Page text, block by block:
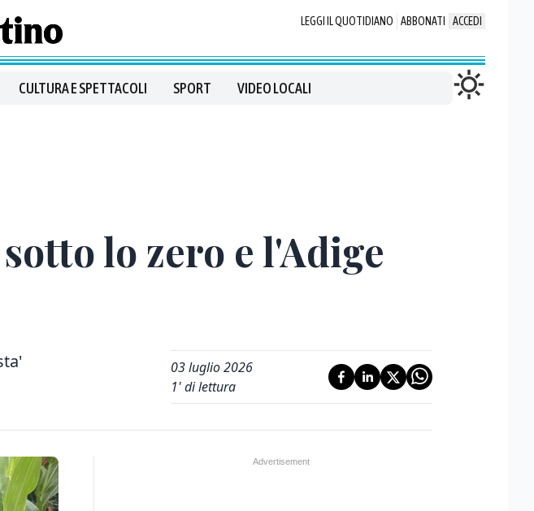
LEGGI IL QUOTIDIANO ABBONATI ACCEDI
CULTURA E SPETTACOLI SPORT VIDEO LOCALI
lo zero e l'Adige
03 luglio 2026
1' di lettura